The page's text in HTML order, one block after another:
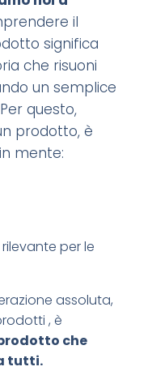
il
significa
che risuoni
un semplice
Per questo,
prodotto, è
mente:
per le
assoluta,
, è
che
tutti.